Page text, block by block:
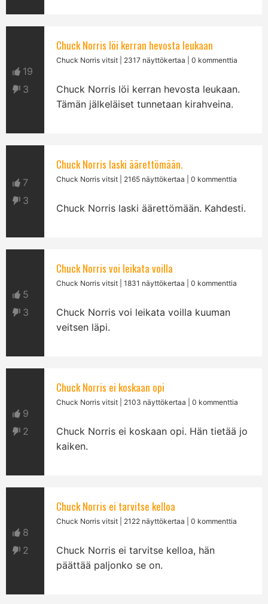
19
3
Chuck Norris löi kerran hevosta leukaan
Chuck Norris vitsit | 2317 näyttökertaa | 0 kommenttia
Chuck Norris löi kerran hevosta leukaan.
Tämän jälkeläiset tunnetaan kirahveina.
7
3
Chuck Norris laski äärettömään.
Chuck Norris vitsit | 2165 näyttökertaa | 0 kommenttia
Chuck Norris laski äärettömään. Kahdesti.
5
3
Chuck Norris voi leikata voilla
Chuck Norris vitsit | 1831 näyttökertaa | 0 kommenttia
Chuck Norris voi leikata voilla kuuman
veitsen läpi.
9
2
Chuck Norris ei koskaan opi
Chuck Norris vitsit | 2103 näyttökertaa | 0 kommenttia
Chuck Norris ei koskaan opi. Hän tietää jo
kaiken.
8
2
Chuck Norris ei tarvitse kelloa
Chuck Norris vitsit | 2122 näyttökertaa | 0 kommenttia
Chuck Norris ei tarvitse kelloa, hän
päättää paljonko se on.